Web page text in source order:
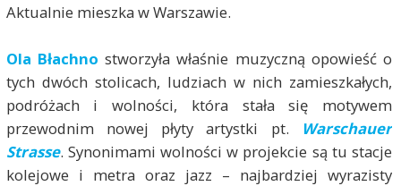
Aktualnie mieszka w Warszawie.
Ola Błachno stworzyła właśnie muzyczną opowieść o
tych dwóch stolicach, ludziach w nich zamieszkałych,
podróżach i wolności, która stała się motywem
przewodnim nowej płyty artystki pt.
Warschauer
Strasse. Synonimami wolności w projekcie są tu stacje
kolejowe i metra oraz jazz – najbardziej wyrazisty